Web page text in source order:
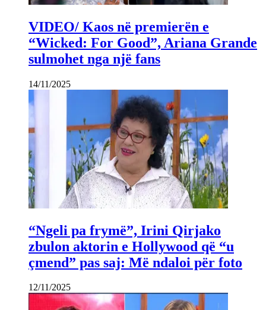
VIDEO/ Kaos në premierën e
“Wicked: For Good”, Ariana Grande
sulmohet nga një fans
14/11/2025
“Ngeli pa frymë”, Irini Qirjako
zbulon aktorin e Hollywood që “u
çmend” pas saj: Më ndaloi për foto
12/11/2025